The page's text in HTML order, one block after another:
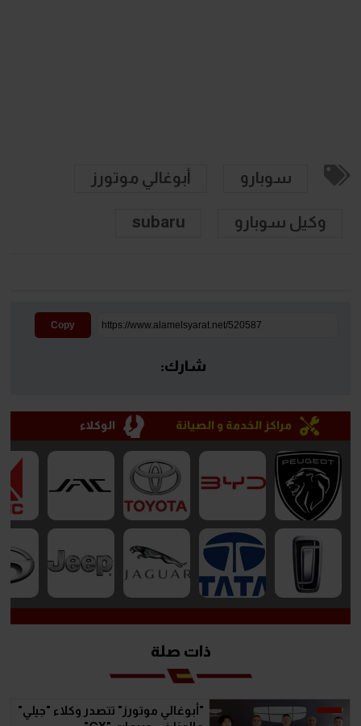
سوبارو أبوغالي موتورز
وكيل سوبارو subaru
Copy
شارك:
مراكز الخدمة و الصيانة الوكلاء
ذات صلة
"أبوغالي موتورز" تتصدر وكلاء "جيلي"